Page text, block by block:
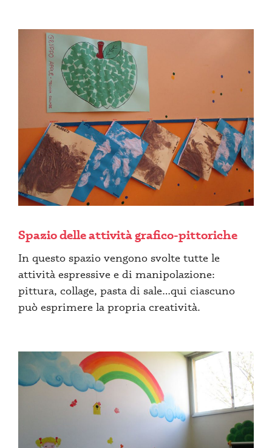
Spazio delle attività grafico-pittoriche
In questo spazio vengono svolte tutte le
attività espressive e di manipolazione:
pittura, collage, pasta di sale…qui ciascuno
può esprimere la propria creatività.